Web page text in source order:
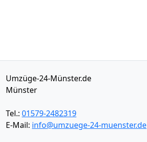
Umzüge-24-Münster.de
Münster
Tel.: 01579-2482319
E-Mail: info@umzuege-24-muenster.de